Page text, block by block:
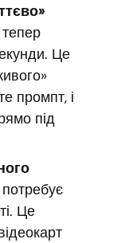
Це
промпт, і
під
Це